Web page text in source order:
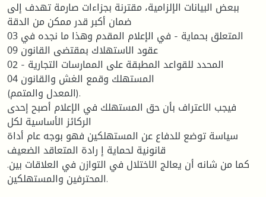
ببعض البیانات الإلزامیة، مقترنة بجزاءات صارمة تهدف إلى
ضمان أكبر قدر ممكن من الدقة
03 المتعلق بحمایة - في الإعلام المقدم وهذا ما نجده في
عقود الاستهلاك بمقتضى القانون 09
02 المحدد للقواعد المطبقة على الممارسات التجاریة -
المستهلك وقمع الغش والقانون 04
(المعدل والمتمم).
فیجب الاعتراف بأن حق المستهلك في الإعلام أصبح إحدى
الركائز الأساسیة لكل
سیاسة توضع للدفاع عن المستهلكین فهو بوجه عام أداة
قانونیة لحمایة إ رادة المتعاقد الضعیف
.كما من شانه أن یعالج الاختلال في التوازن في العلاقات بین
المحترفین والمستهلكین.